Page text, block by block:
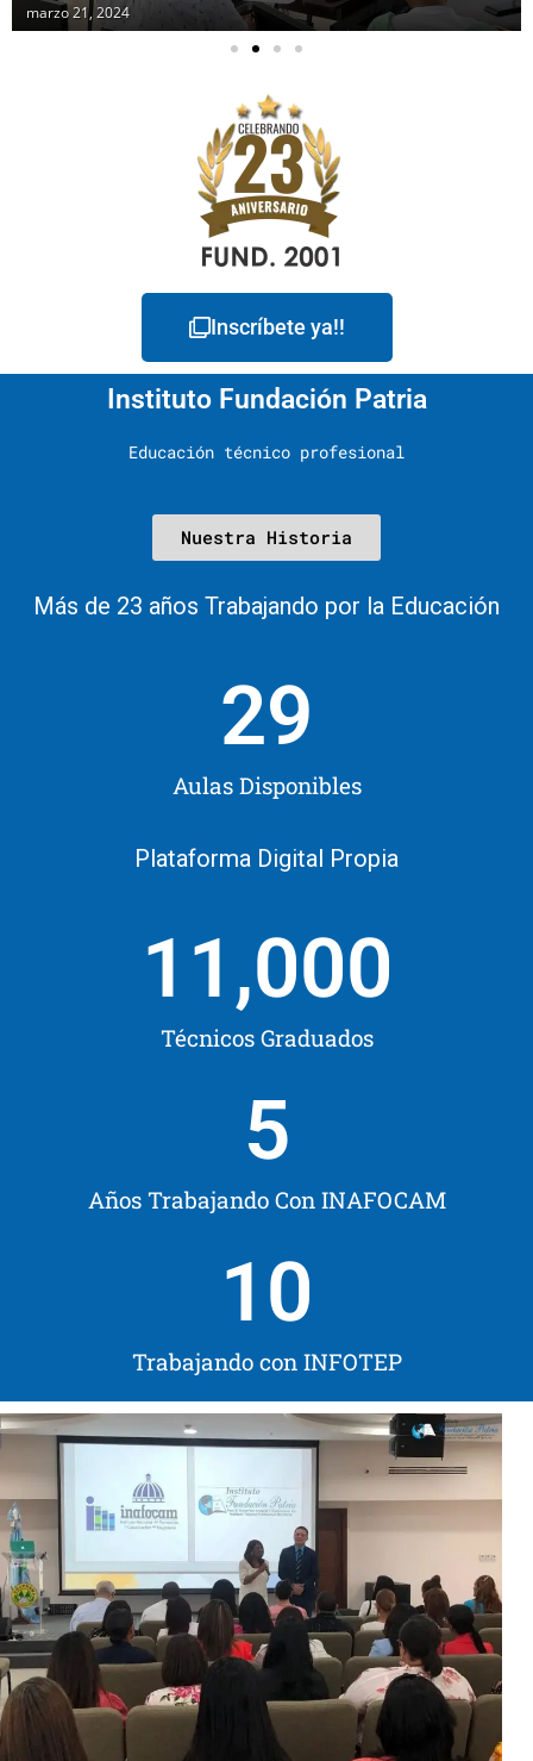
marzo 21, 2024
Inscríbete ya!!
Instituto Fundación Patria
Educación técnico profesional
Nuestra Historia
Más de 23 años Trabajando por la Educación
Aulas Disponibles
29
Plataforma Digital Propia
Técnicos Graduados
11,000
Años Trabajando Con INAFOCAM
5
Trabajando con INFOTEP
10